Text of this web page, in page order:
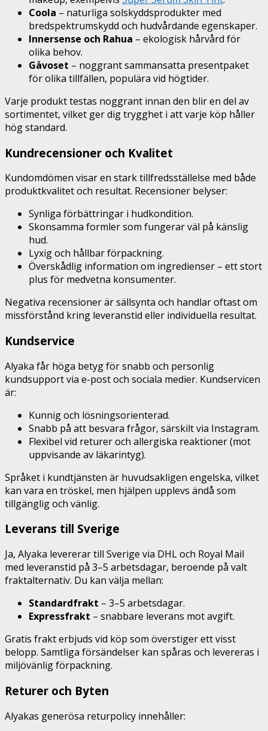
Coola – naturliga solskyddsprodukter med
bredspektrumskydd och hudvårdande egenskaper.
Innersense och Rahua – ekologisk hårvård för
olika behov.
Gåvoset – noggrant sammansatta presentpaket
för olika tillfällen, populära vid högtider.
Varje produkt testas noggrant innan den blir en del av
sortimentet, vilket ger dig trygghet i att varje köp håller
hög standard.
Kundrecensioner och Kvalitet
Kundomdömen visar en stark tillfredsställelse med både
produktkvalitet och resultat. Recensioner belyser:
Synliga förbättringar i hudkondition.
Skonsamma formler som fungerar väl på känslig
hud.
Lyxig och hållbar förpackning.
Överskådlig information om ingredienser – ett stort
plus för medvetna konsumenter.
Negativa recensioner är sällsynta och handlar oftast om
missförstånd kring leveranstid eller individuella resultat.
Kundservice
Alyaka får höga betyg för snabb och personlig
kundsupport via e-post och sociala medier. Kundservicen
är:
Kunnig och lösningsorienterad.
Snabb på att besvara frågor, särskilt via Instagram.
Flexibel vid returer och allergiska reaktioner (mot
uppvisande av läkarintyg).
Språket i kundtjänsten är huvudsakligen engelska, vilket
kan vara en tröskel, men hjälpen upplevs ändå som
tillgänglig och vänlig.
Leverans till Sverige
Ja, Alyaka levererar till Sverige via DHL och Royal Mail
med leveranstid på 3–5 arbetsdagar, beroende på valt
fraktalternativ. Du kan välja mellan:
Standardfrakt – 3–5 arbetsdagar.
Expressfrakt – snabbare leverans mot avgift.
Gratis frakt erbjuds vid köp som överstiger ett visst
belopp. Samtliga försändelser kan spåras och levereras i
miljövänlig förpackning.
Returer och Byten
Alyakas generösa returpolicy innehåller: